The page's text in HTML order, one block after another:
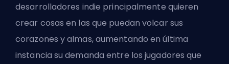
desarrolladores indie principalmente quieren
crear cosas en las que puedan volcar sus
corazones y almas, aumentando en última
instancia su demanda entre los jugadores que